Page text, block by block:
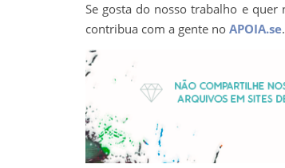
Se gosta do nosso trabalho e
contribua com a gente no APOIA.se.